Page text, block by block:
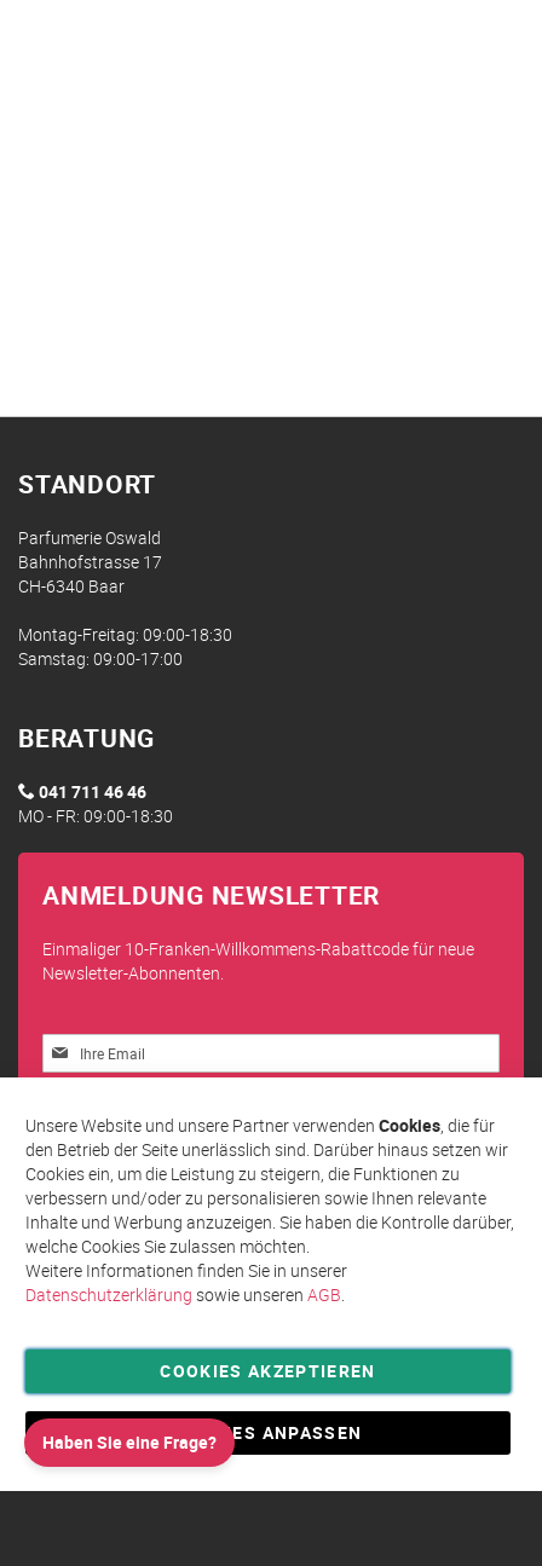
STANDORT
Parfumerie Oswald
Bahnhofstrasse 17
CH-6340 Baar
Montag-Freitag: 09:00-18:30
Samstag: 09:00-17:00
BERATUNG
041 711 46 46
MO - FR: 09:00-18:30
ANMELDUNG NEWSLETTER
Einmaliger 10-Franken-Willkommens-Rabattcode für neue
Newsletter-Abonnenten.
Melden
Sie
unseren
Newsletter
an:
Abonnieren
Privatsphäre und Datenschutz
Allgemeine Geschäftsbedingungen AGB
Impressum
Unsere Website und unsere Partner verwenden Cookies, die für
den Betrieb der Seite unerlässlich sind. Darüber hinaus setzen wir
Cookies ein, um die Leistung zu steigern, die Funktionen zu
verbessern und/oder zu personalisieren sowie Ihnen relevante
Inhalte und Werbung anzuzeigen. Sie haben die Kontrolle darüber,
welche Cookies Sie zulassen möchten.
Weitere Informationen finden Sie in unserer
Datenschutzerklärung sowie unseren AGB.
COOKIES AKZEPTIEREN
COOKIES ANPASSEN
Haben Sie eine Frage?